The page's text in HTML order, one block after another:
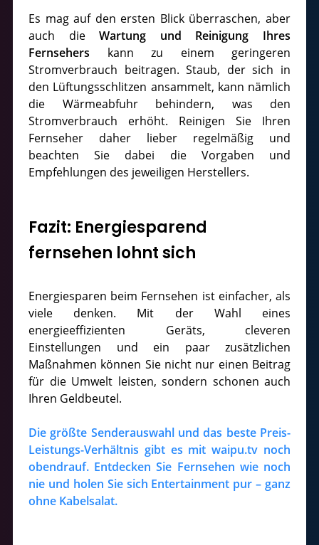
Es mag auf den ersten Blick überraschen, aber
auch dieWartung und Reinigung Ihres
Fernsehers kann zu einem geringeren
Stromverbrauch beitragen. Staub, der sich in
den Lüftungsschlitzen ansammelt, kann nämlich
die Wärmeabfuhr behindern, was den
Stromverbrauch erhöht. Reinigen Sie Ihren
Fernseher daher lieber regelmäßig und
beachten Sie dabei die Vorgaben und
Empfehlungen des jeweiligen Herstellers.
Fazit: Energiesparend
fernsehen lohnt sich
Energiesparen beim Fernsehen ist einfacher, als
viele denken. Mit der Wahl eines
energieeffizienten Geräts, cleveren
Einstellungen und ein paar zusätzlichen
Maßnahmen können Sie nicht nur einen Beitrag
für die Umwelt leisten, sondern schonen auch
Ihren Geldbeutel.
Die größte Senderauswahl und das beste Preis-
Leistungs-Verhältnis gibt es mit waipu.tv noch
obendrauf. Entdecken Sie Fernsehen wie noch
nie und holen Sie sich Entertainment pur – ganz
ohne Kabelsalat.